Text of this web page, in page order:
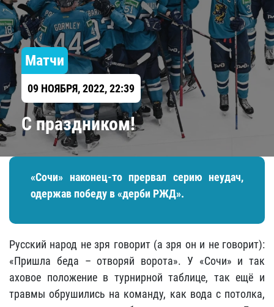
Матчи
09 НОЯБРЯ, 2022, 22:39
С праздником!
«Сочи» наконец-то прервал серию неудач,
одержав победу в «дерби РЖД».
Русский народ не зря говорит (а зря он и не говорит):
«Пришла беда – отворяй ворота». У «Сочи» и так
аховое положение в турнирной таблице, так ещё и
травмы обрушились на команду, как вода с потолка,